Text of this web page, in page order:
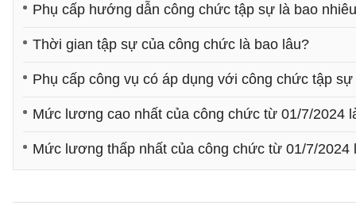
Phụ cấp hướng dẫn công chức tập sự là bao
Thời gian tập sự của công chức là bao lâu?
Phụ cấp công vụ có áp dụng với công chức tập sự
Mức lương cao nhất của công chức từ 01/7/2024
Mức lương thấp nhất của công chức từ 01/7/2024